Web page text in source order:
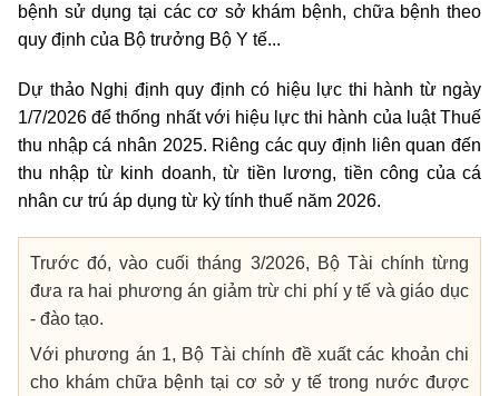
bệnh sử dụng tại các cơ sở khám bệnh, chữa bệnh theo
quy định của Bộ trưởng Bộ Y tế...
Dự thảo Nghị định quy định có hiệu lực thi hành từ ngày
1/7/2026 để thống nhất với hiệu lực thi hành của luật Thuế
thu nhập cá nhân 2025. Riêng các quy định liên quan đến
thu nhập từ kinh doanh, từ tiền lương, tiền công của cá
nhân cư trú áp dụng từ kỳ tính thuế năm 2026.
Trước đó, vào cuối tháng 3/2026, Bộ Tài chính từng
đưa ra hai phương án giảm trừ chi phí y tế và giáo dục
- đào tạo.
Với phương án 1, Bộ Tài chính đề xuất các khoản chi
cho khám chữa bệnh tại cơ sở y tế trong nước được